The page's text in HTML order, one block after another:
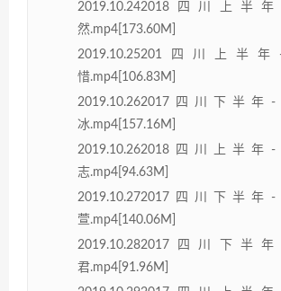
2019.10.242018四川上
然.mp4[173.60M]
2019.10.25201四川上半
惜.mp4[106.83M]
2019.10.262017四川下半
冰.mp4[157.16M]
2019.10.262018四川上半
志.mp4[94.63M]
2019.10.272017四川下半
萱.mp4[140.06M]
2019.10.282017四川下
君.mp4[91.96M]